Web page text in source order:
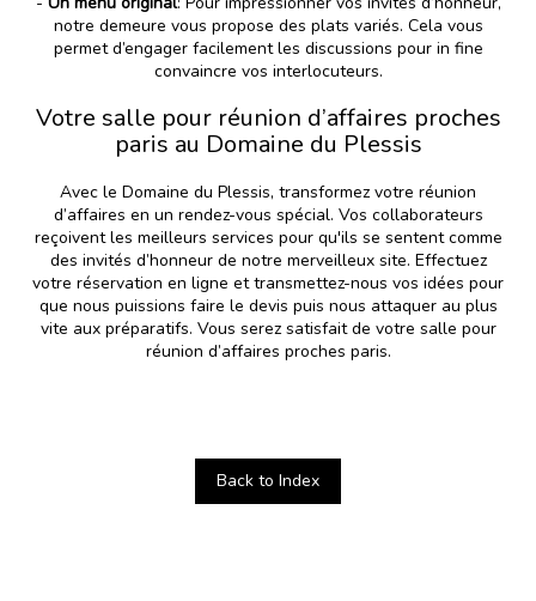
notre demeure vous propose des plats variés. Cela vous
permet d’engager facilement les discussions pour in fine
convaincre vos interlocuteurs.
Votre salle pour réunion d’affaires proches
paris au Domaine du Plessis
Avec le Domaine du Plessis, transformez votre réunion
d’affaires en un rendez-vous spécial. Vos collaborateurs
reçoivent les meilleurs services pour qu'ils se sentent comme
des invités d’honneur de notre merveilleux site. Effectuez
votre réservation en ligne et transmettez-nous vos idées pour
que nous puissions faire le devis puis nous attaquer au plus
vite aux préparatifs. Vous serez satisfait de votre salle pour
réunion d’affaires proches paris.
Back to Index